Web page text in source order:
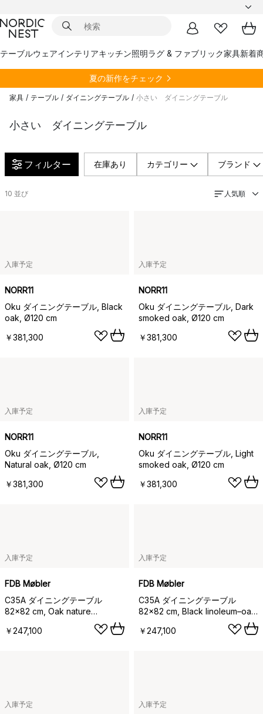
テーブルウェアインテリアキッチン照明ラグ & ファブリック家具新着
夏の新作をチェック
家具 / テーブル / ダイニングテーブル / 小さい ダイニングテーブル
小さい ダイニングテーブル
フィルター 在庫あり カテゴリー ブランド
10 並び 人気順
入庫予定
NORR11
Oku ダイニングテーブル, Black
oak, Ø120 cm
￥381,300
入庫予定
NORR11
Oku ダイニングテーブル, Dark
smoked oak, Ø120 cm
￥381,300
入庫予定
NORR11
Oku ダイニングテーブル,
Natural oak, Ø120 cm
￥381,300
入庫予定
NORR11
Oku ダイニングテーブル, Light
smoked oak, Ø120 cm
￥381,300
入庫予定
FDB Møbler
C35A ダイニングテーブル
82x82 cm, Oak nature
￥247,100
入庫予定
FDB Møbler
C35A ダイニングテーブル
82x82 cm, Black linoleum–oak
natural water-based lacquer
￥247,100
入庫予定 入庫予定